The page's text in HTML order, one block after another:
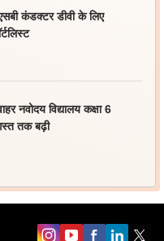
कंडक्टर डीवी के लिए
विद्यालय कक्षा 6
तक बढ़ी